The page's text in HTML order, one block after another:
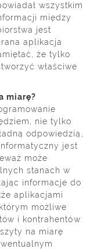
wszystkim
między
jest
aplikacja
że tylko
właściwe
miarę?
nie tylko
odpowiedzią,
jest
może
stanach w
informacje do
aplikacjami
możliwe
i kontrahentów
na miarę